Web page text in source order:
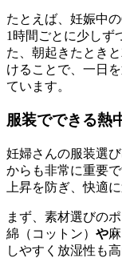
たとえば、妊娠中
1時間ごとに少しず
た、朝起きたとき
けることで、一日
ています。
服装でできる熱
妊婦さんの服装選
からも非常に重要
上昇を防ぎ、快適
まず、素材選びの
綿（コットン） や
しやすく放湿性も